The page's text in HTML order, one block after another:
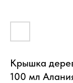
Крышка
100 мл